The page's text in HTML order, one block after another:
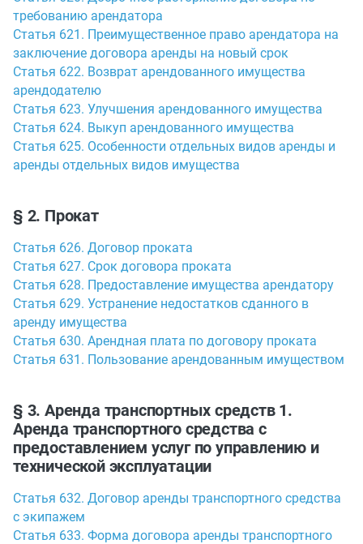
требованию арендатора
Статья 621. Преимущественное право арендатора на
заключение договора аренды на новый срок
Статья 622. Возврат арендованного имущества
арендодателю
Статья 623. Улучшения арендованного имущества
Статья 624. Выкуп арендованного имущества
Статья 625. Особенности отдельных видов аренды и
аренды отдельных видов имущества
§ 2. Прокат
Статья 626. Договор проката
Статья 627. Срок договора проката
Статья 628. Предоставление имущества арендатору
Статья 629. Устранение недостатков сданного в
аренду имущества
Статья 630. Арендная плата по договору проката
Статья 631. Пользование арендованным имуществом
§ 3. Аренда транспортных средств 1.
Аренда транспортного средства с
предоставлением услуг по управлению и
технической эксплуатации
Статья 632. Договор аренды транспортного средства
с экипажем
Статья 633. Форма договора аренды транспортного